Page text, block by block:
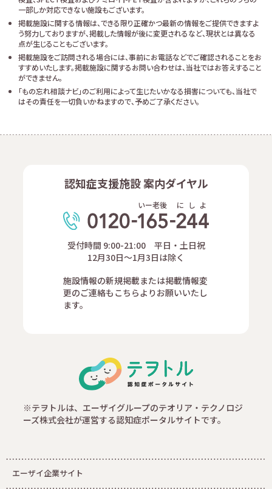
一部しか対応できない施設もございます。
掲載施設に関する情報は、できる限り正確かつ最新の情報をご提供できますよ
う努力しておりますが、掲載した情報が後に変更されるなど、現状とは異なる
点が生じることもございます。
掲載施設をご訪問される場合には、事前にお電話などでご確認されることをお
すすめいたします。掲載施設に関するお問い合わせは、当社ではお答えすること
ができません。
「もの忘れ相談ナビ」のご利用によって生じたいかなる損害についても、当社で
はその責任を一切負いかねますので、予めご了承ください。
認知症支援施設 案内ダイヤル
いー老後 に し よ
受付時間 9:00-21:00 平日・土日祝
12月30日～1月3日は除く
施設情報の新規掲載または掲載情報変
更のご連絡もこちらよりお願いいたし
ます。
※テヲトルは、エーザイグループのテオリア・テクノロジ
ーズ株式会社が運営する認知症ポータルサイトです。
エーザイ企業サイト